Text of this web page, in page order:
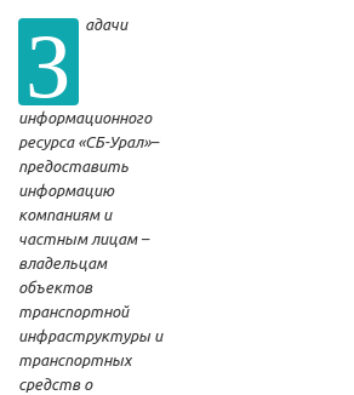
З адачи
информационного
ресурса «СБ-Урал»–
предоставить
информацию
компаниям и
частным лицам –
владельцам
объектов
транспортной
инфраструктуры и
транспортных
средств о